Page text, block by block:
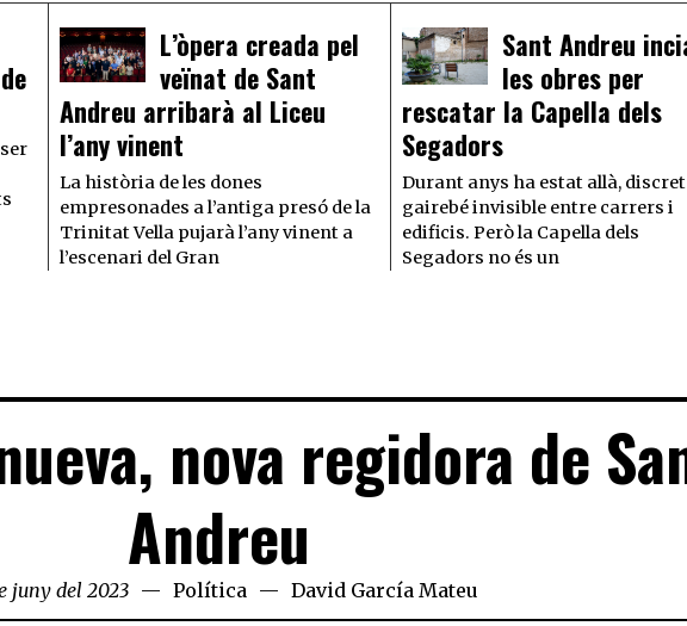
L’òpera creada pel
veïnat de Sant
Andreu arribarà al Liceu
l’any vinent
La història de les dones
empresonades a l’antiga presó de la
Trinitat Vella pujarà l’any vinent a
l’escenari del Gran
Sant Andreu
les obres per
rescatar la Capella dels
Segadors
Durant anys ha estat allà,
gairebé invisible entre carrers i
edificis. Però la Capella dels
Segadors no és un
nova regidora de
Andreu
juny del 2023 Política David García Mateu